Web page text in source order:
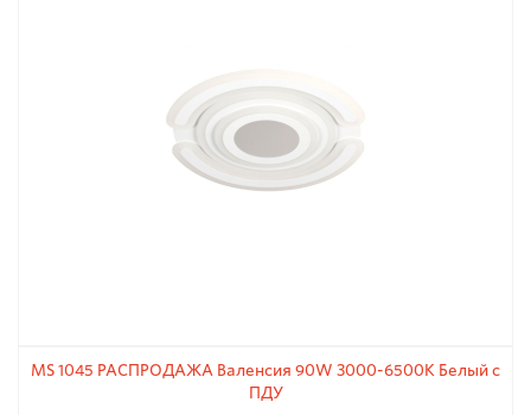
MS 1045 РАСПРОДАЖА Валенсия 90W 3000-6500К Белый с
ПДУ